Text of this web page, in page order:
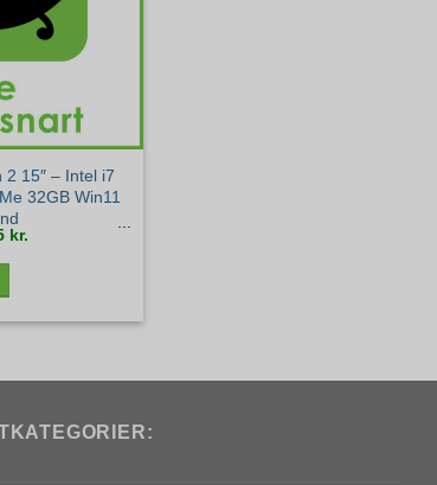
15″ – Intel i7
32GB Win11
kr.aktuelle
pris